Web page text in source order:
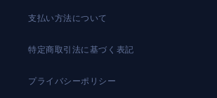
支払い方法について
特定商取引法に基づく表記
プライバシーポリシー